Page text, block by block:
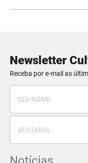
Newsletter
Receba por e-mail as